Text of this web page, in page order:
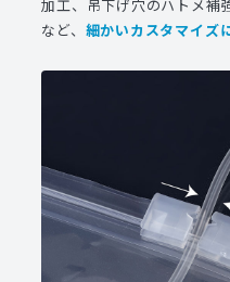
加工、吊下げ穴のハトメ補
など、 細かいカスタマイズ